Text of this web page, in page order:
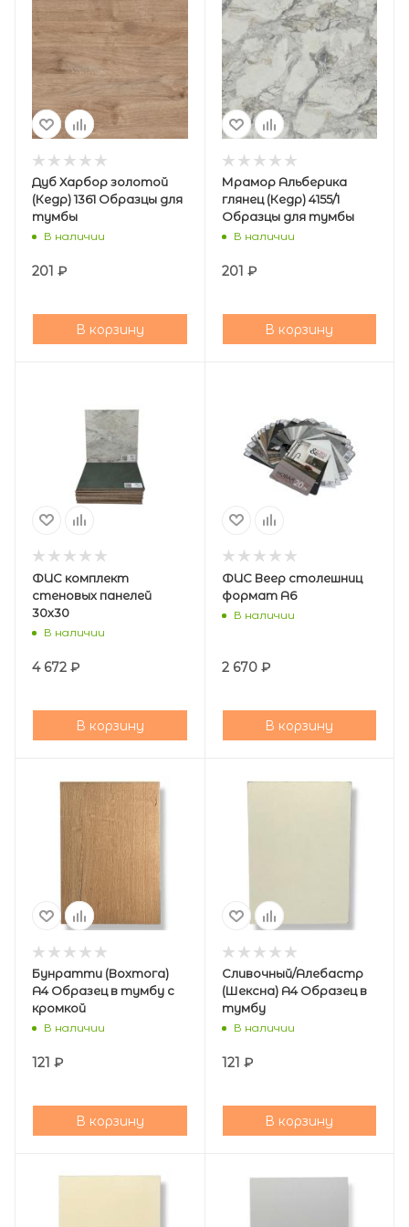
Дуб Харбор золотой
(Кедр) 1361 Образцы для
тумбы
В наличии
201 ₽
В корзину
Мрамор Альберика
глянец (Кедр) 4155/1
Образцы для тумбы
В наличии
201 ₽
В корзину
ФИС комплект
стеновых панелей
30х30
В наличии
4 672 ₽
В корзину
ФИС Веер столешниц
формат А6
В наличии
2 670₽
В корзину
Бунратти (Вохтога)
А4 Образец в тумбу с
кромкой
В наличии
121 ₽
В корзину
Сливочный/Алебастр
(Шексна) А4 Образец в
тумбу
В наличии
121 ₽
В корзину